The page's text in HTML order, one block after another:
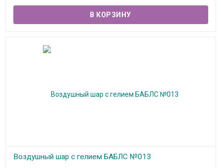
Воздушный шар с гелием БАБЛС №013